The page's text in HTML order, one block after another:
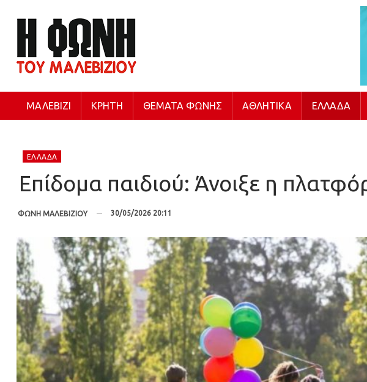
ΜΑΛΕΒΊΖΙ ΚΡΉΤΗ ΘΈΜΑΤΑ ΦΩΝΉΣ ΑΘΛΗΤΙΚΆ ΕΛΛΆΔΑ
ΕΛΛΆΔΑ
Επίδομα παιδιού: Άνοιξε η
ΦΩΝΗ ΜΑΛΕΒΙΖΙΟΥ 30/05/2026 20:11